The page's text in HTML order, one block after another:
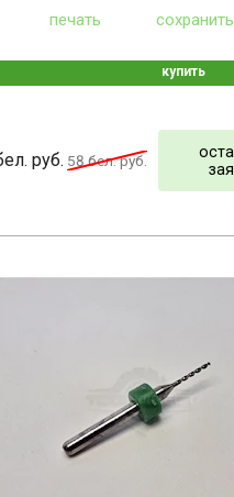
печать
купить
руб. 58бел. руб.